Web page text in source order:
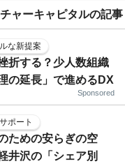
ャーキャピタルの記事
な新提案
折する？少人数組織
の延長」で進めるDX
Sponsored
ポート
ための安らぎの空
井沢の「シェア別